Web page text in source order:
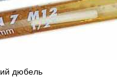
дюбель